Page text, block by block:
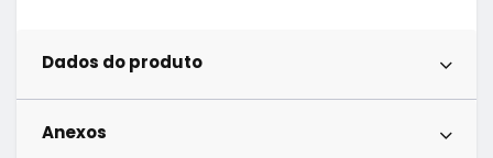
Dados do produto
Anexos